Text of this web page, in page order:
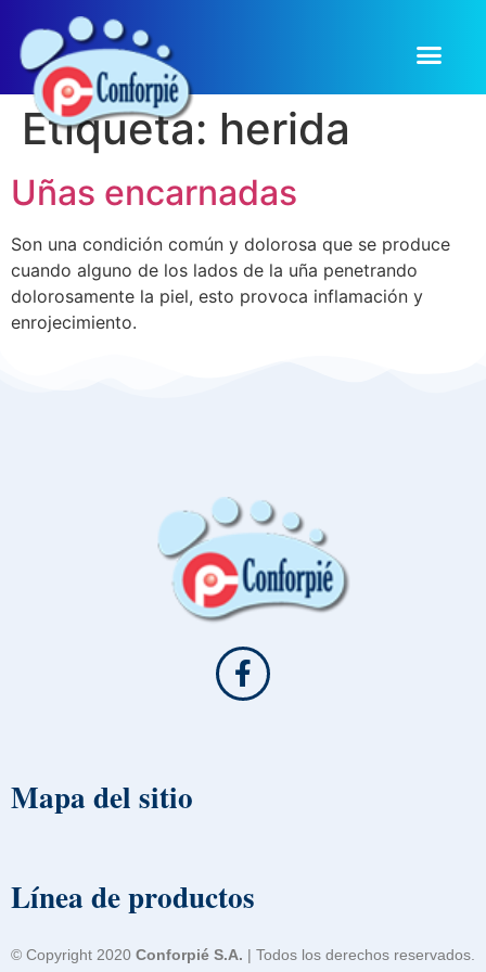
Etiqueta: herida
Uñas encarnadas
Son una condición común y dolorosa que se produce
cuando alguno de los lados de la uña penetrando
dolorosamente la piel, esto provoca inflamación y
enrojecimiento.
Mapa del sitio
Línea de productos
© Copyright 2020 Conforpié S.A. | Todos los derechos reservados.